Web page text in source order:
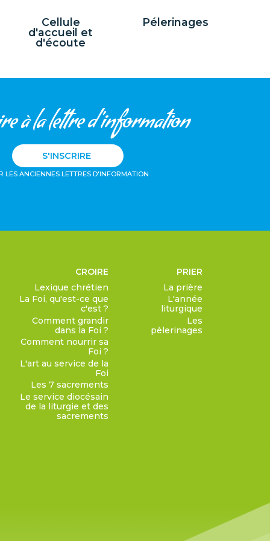
Cellule
d'accueil et
d'écoute
Pélerinages
à la lettre d'information
S'INSCRIRE
LES ANCIENNES LETTRES D'INFORMATION
CROIRE
Lexique chrétien
La Foi, qu'est-ce que
c'est ?
Comment grandir
dans la Foi ?
Comment nourrir sa
Foi ?
L'art au service de la
Foi
Les 7 sacrements
Le service diocésain
de la liturgie et des
sacrements
PRIER
La prière
L'année
liturgique
Les
pèlerinages